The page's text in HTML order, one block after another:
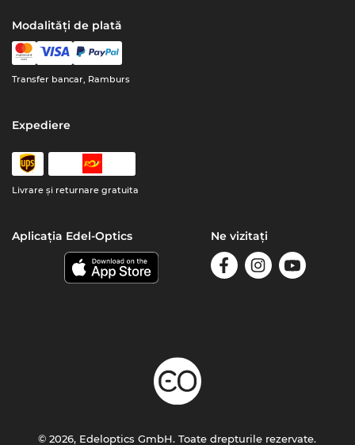
Modalități de plată
Transfer bancar, Ramburs
Expediere
Livrare şi returnare gratuita
Aplicația Edel-Optics Ne vizitați
© 2026, Edeloptics GmbH. Toate drepturile rezervate.